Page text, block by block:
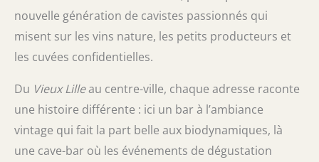
nouvelle génération de cavistes passionnés qui
misent sur les vins nature, les petits producteurs et
les cuvées confidentielles.
Du Vieux Lilleau centre-ville, chaque adresse raconte
une histoire différente : ici un bar à l’ambiance
vintage qui fait la part belle aux biodynamiques, là
une cave-bar où les événements de dégustation